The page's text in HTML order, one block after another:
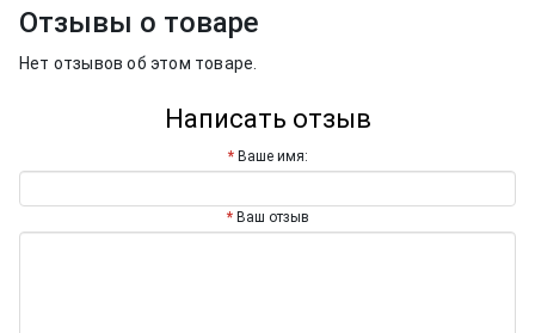
Отзывы о товаре
Нет отзывов об этом товаре.
Написать отзыв
Ваше имя:
Ваш отзыв